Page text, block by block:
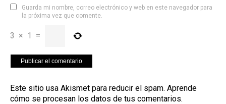
Guarda mi nombre, correo electrónico y web en este navegador para
la próxima vez que comente.
3 × 1 =
Este sitio usa Akismet para reducir el spam. Aprende
cómo se procesan los datos de tus comentarios.